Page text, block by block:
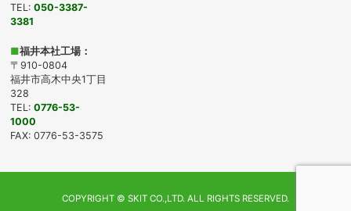
TEL:050-3387-
3381
■福井本社工場：
〒910-0804
福井市高木中央1丁目
328
TEL:0776-53-
1000
FAX: 0776-53-3575
COPYRIGHT © SKIT CO.,LTD.ALL RIGHTS RESERVED.